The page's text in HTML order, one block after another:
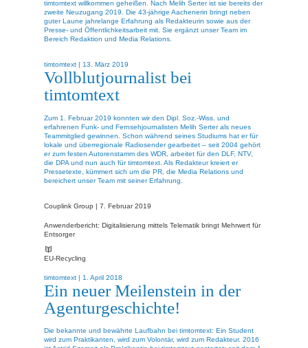
timtomtext willkommen geheißen. Nach Melih Serter ist sie bereits der
zweite Neuzugang 2019. Die 43-jährige Aachenerin bringt neben
guter Laune jahrelange Erfahrung als Redakteurin sowie aus der
Presse- und Öffentlichkeitsarbeit mit. Sie ergänzt unser Team im
Bereich Redaktion und Media Relations.
timtomtext | 13. März 2019
Vollblutjournalist bei
timtomtext
Zum 1. Februar 2019 konnten wir den Dipl. Soz.-Wiss. und
erfahrenen Funk- und Fernsehjournalisten Melih Serter als neues
Teammitglied gewinnen. Schon während seines Studiums hat er für
lokale und überregionale Radiosender gearbeitet – seit 2004 gehört
er zum festen Autorenstamm des WDR, arbeitet für den DLF, NTV,
die DPA und nun auch für timtomtext. Als Redakteur kreiert er
Pressetexte, kümmert sich um die PR, die Media Relations und
bereichert unser Team mit seiner Erfahrung.
Couplink Group | 7. Februar 2019
Anwenderbericht: Digitalisierung mittels Telematik bringt Mehrwert für
Entsorger
EU-Recycling
timtomtext | 1. April 2018
Ein neuer Meilenstein in der
Agenturgeschichte!
Die bekannte und bewährte Laufbahn bei timtomtext: Ein Student
wird zum Praktikanten, wird zum Volontär, wird zum Redakteur. 2016